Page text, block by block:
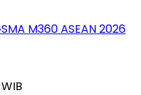
M360 ASEAN 2026